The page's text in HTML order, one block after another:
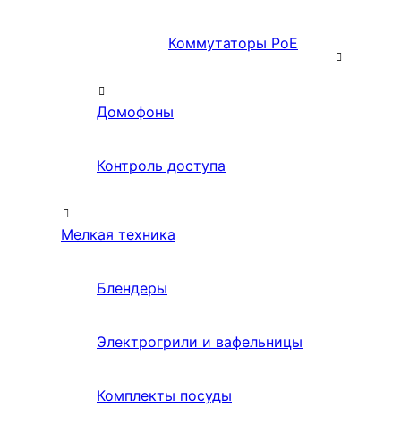
Коммутаторы PoE
Домофоны
Контроль доступа
Мелкая техника
Блендеры
Электрогрили и вафельницы
Комплекты посуды